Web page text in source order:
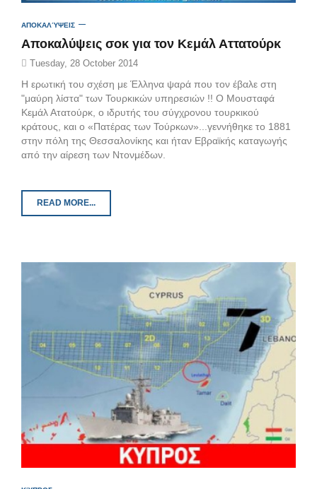
ΑΠΟΚΑΛΎΨΕΙΣ
Aποκαλύψεις σοκ για τον Κεμάλ Αττατούρκ
Tuesday, 28 October 2014
Η ερωτική του σχέση με Έλληνα ψαρά που τον έβαλε στη
"μαύρη λίστα" των Τουρκικών υπηρεσιών !! Ο Μουσταφά
Κεμάλ Ατατούρκ, o ιδρυτής του σύγχρονου τουρκικού
κράτους, και ο «Πατέρας των Τούρκων»...γεννήθηκε το 1881
στην πόλη της Θεσσαλονίκης και ήταν Εβραϊκής καταγωγής
από την αίρεση των Ντονμέδων.
READ MORE...